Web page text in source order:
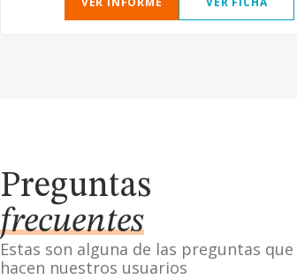
Preguntas
frecuentes
Estas son alguna de las preguntas que
hacen nuestros usuarios